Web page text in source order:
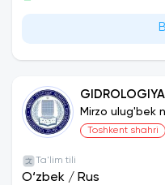
Mirzo ulug'bek
universiteti
Toshkent shahri
Ta'lim tili
O‘zbek / Rus